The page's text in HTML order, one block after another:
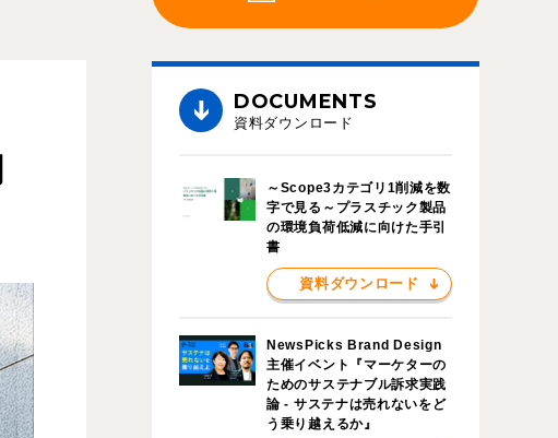
DOCUMENTS
資料ダウンロード
～Scope3カテゴリ1削減を数
字で見る～プラスチック製品
の環境負荷低減に向けた手引
書
資料ダウンロード
NewsPicks Brand Design
主催イベント『マーケターの
ためのサステナブル訴求実践
論 - サステナは売れないをど
う乗り越えるか』